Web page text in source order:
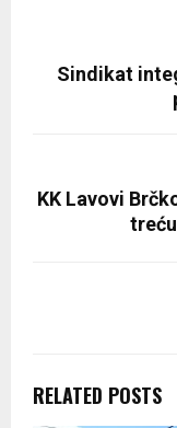
Sindikat
KK Lavovi
RELATED POSTS